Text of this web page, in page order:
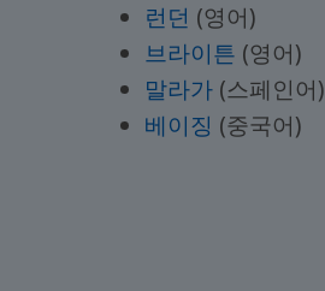
런던 (영어)
브라이튼 (영어)
말라가 (스페인어)
베이징 (중국어)